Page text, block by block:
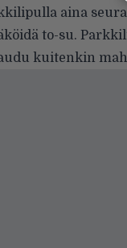
aina
to-su.
kuitenkin